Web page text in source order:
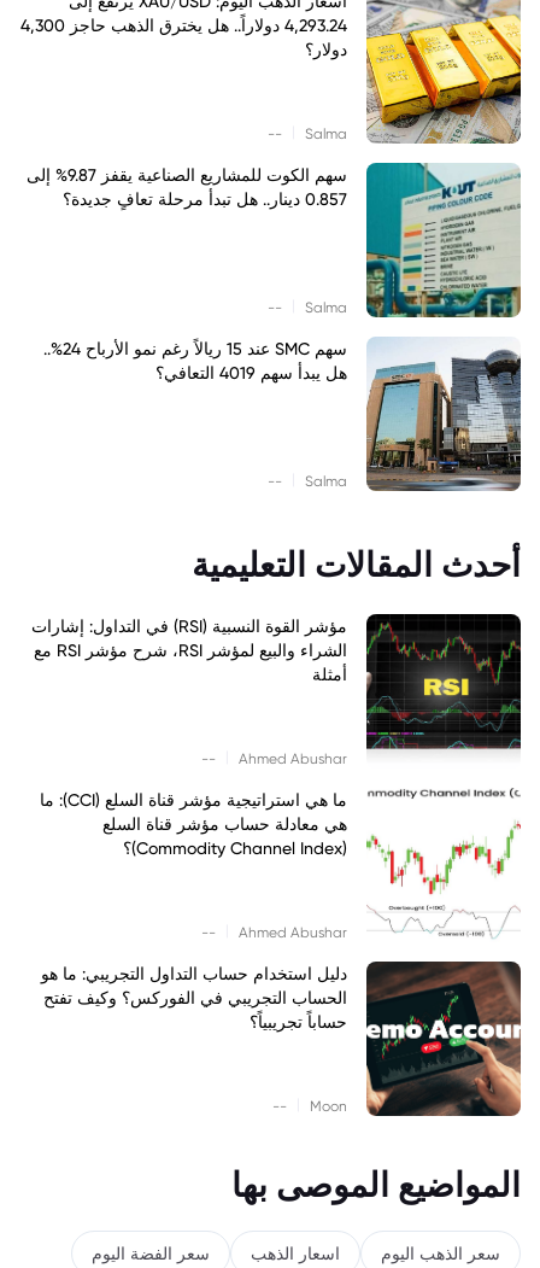
4,293.24 دولاراً.. هل يخترق الذهب حاجز 4,300
دولار؟
Salma
--
سهم الكوت للمشاريع الصناعية يقفز 9.87% إلى
0.857 دينار.. هل تبدأ مرحلة تعافٍ جديدة؟
Salma
--
سهم SMC عند 15 ريالاً رغم نمو الأرباح 24%..
هل يبدأ سهم 4019 التعافي؟
Salma
--
أحدث المقالات التعليمية
مؤشر القوة النسبية (RSI) في التداول: إشارات
الشراء والبيع لمؤشر RSI، شرح مؤشر RSI مع
أمثلة
Ahmed Abushar
--
ما هي استراتيجية مؤشر قناة السلع (CCI): ما
هي معادلة حساب مؤشر قناة السلع
(Commodity Channel Index)؟
Ahmed Abushar
--
دليل استخدام حساب التداول التجريبي: ما هو
الحساب التجريبي في الفوركس؟ وكيف تفتح
حساباً تجريبياً؟
Moon
--
المواضيع الموصى بها
سعر الذهب اليوم اسعار الذهب سعر الفضة اليوم